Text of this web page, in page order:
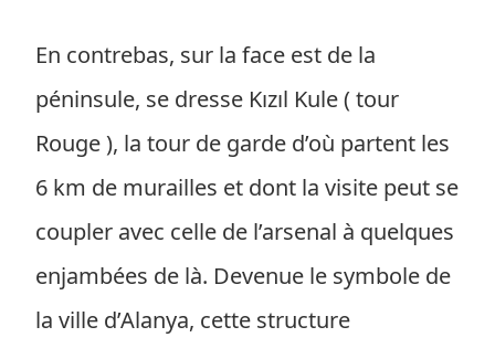
En contrebas, sur la face est de la
péninsule, se dresse Kızıl Kule ( tour
Rouge ), la tour de garde d’où partent les
6 km de murailles et dont la visite peut se
coupler avec celle de l’arsenal à quelques
enjambées de là. Devenue le symbole de
la ville d’Alanya, cette structure